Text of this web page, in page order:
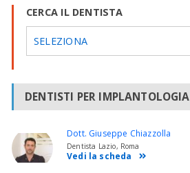
CERCA IL DENTISTA
SELEZIONA
DENTISTI PER IMPLANTOLOGIA
Dott. Giuseppe Chiazzolla
Dentista Lazio, Roma
Vedi la scheda